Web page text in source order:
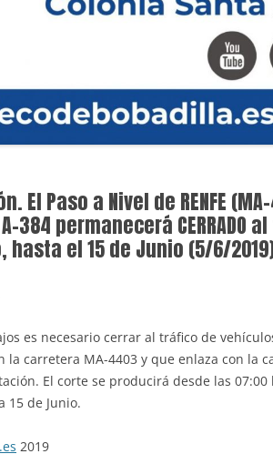
El Paso a Nivel de RENFE
384 permanecerá CERRADO
hasta el 15 de Junio (5/6/
es necesario cerrar al tráfico de
la carretera MA-4403 y que enlaza con la
El corte se producirá desde las 07:00
15 de Junio.
2019